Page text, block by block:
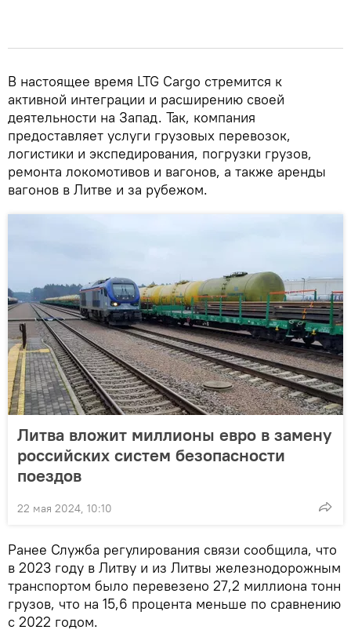
В настоящее время LTG Cargo стремится к
активной интеграции и расширению своей
деятельности на Запад. Так, компания
предоставляет услуги грузовых перевозок,
логистики и экспедирования, погрузки грузов,
ремонта локомотивов и вагонов, а также аренды
вагонов в Литве и за рубежом.
Литва вложит миллионы евро в замену
российских систем безопасности
поездов
22 мая 2024, 10:10
Ранее Служба регулирования связи сообщила, что
в 2023 году в Литву и из Литвы железнодорожным
транспортом было перевезено 27,2 миллиона тонн
грузов, что на 15,6 процента меньше по сравнению
с 2022 годом.